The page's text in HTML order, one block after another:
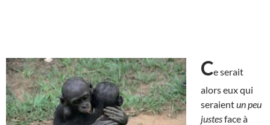
Ce serait
alors eux qui
seraientun peu
justesface à